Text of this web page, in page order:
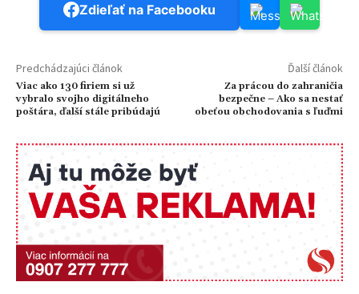
Zdieľať na Facebooku
Predchádzajúci článok
Viac ako 130 firiem si už
vybralo svojho digitálneho
poštára, ďalší stále pribúdajú
Ďalší článok
Za prácou do zahraničia
bezpečne – Ako sa nestať
obeťou obchodovania s ľuďmi